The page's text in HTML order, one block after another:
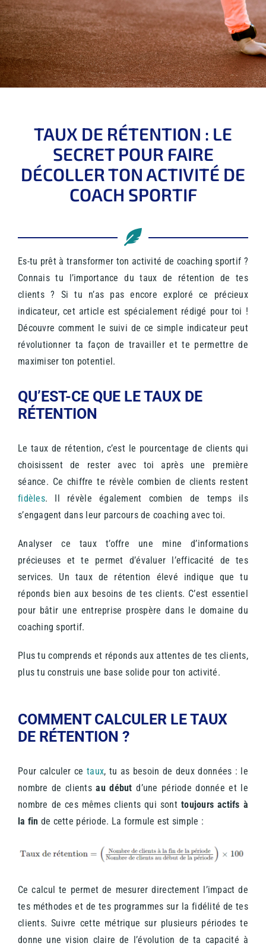
TAUX DE RÉTENTION : LE
SECRET POUR FAIRE
DÉCOLLER TON ACTIVITÉ DE
COACH SPORTIF
Es-tu prêt à transformer ton activité de coaching sportif ?
Connais tu l’importance du taux de rétention de tes
clients ? Si tu n’as pas encore exploré ce précieux
indicateur, cet article est spécialement rédigé pour toi !
Découvre comment le suivi de ce simple indicateur peut
révolutionner ta façon de travailler et te permettre de
maximiser ton potentiel.
QU’EST-CE QUE LE TAUX DE
RÉTENTION
Le taux de rétention, c’est le pourcentage de clients qui
choisissent de rester avec toi après une première
séance. Ce chiffre te révèle combien de clients restent
fidèles. Il révèle également combien de temps ils
s’engagent dans leur parcours de coaching avec toi.
Analyser ce taux t’offre une mine d’informations
précieuses et te permet d’évaluer l’efficacité de tes
services. Un taux de rétention élevé indique que tu
réponds bien aux besoins de tes clients. C’est essentiel
pour bâtir une entreprise prospère dans le domaine du
coaching sportif.
Plus tu comprends et réponds aux attentes de tes clients,
plus tu construis une base solide pour ton activité.
COMMENT CALCULER LE TAUX
DE RÉTENTION ?
Pour calculer cetaux, tu as besoin de deux données : le
nombre de clientsau début d’une période donnée et le
nombre de ces mêmes clients qui sont toujours actifs à
la fin de cette période. La formule est simple :
Ce calcul te permet de mesurer directement l’impact de
tes méthodes et de tes programmes sur la fidélité de tes
clients. Suivre cette métrique sur plusieurs périodes te
donne une vision claire de l’évolution de ta capacité à